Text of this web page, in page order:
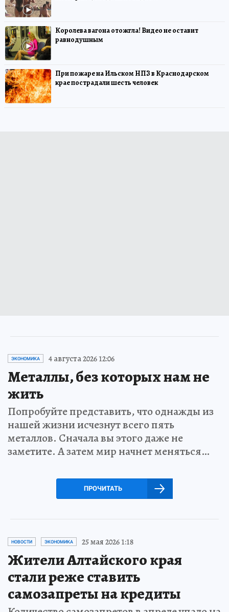
Королева вагона отожгла! Видео не оставит
равнодушным
При пожаре на Ильском НПЗ в Краснодарском
крае пострадали шесть человек
ЭКОНОМИКА 4 августа 2026 12:06
Металлы, без которых нам не
жить
Попробуйте представить, что однажды из
нашей жизни исчезнут всего пять
металлов. Сначала вы этого даже не
заметите. А затем мир начнет меняться…
ПРОЧИТАТЬ
НОВОСТИ ЭКОНОМИКА 25 мая 2026 1:18
Жители Алтайского края
стали реже ставить
самозапреты на кредиты